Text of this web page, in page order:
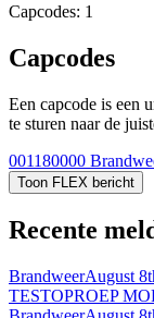
Capcodes: 1
Capcodes
Een capcode is een
te sturen naar de
001180000
Toon FLEX bericht
Recente
BrandweerAugust
TESTOPROEP